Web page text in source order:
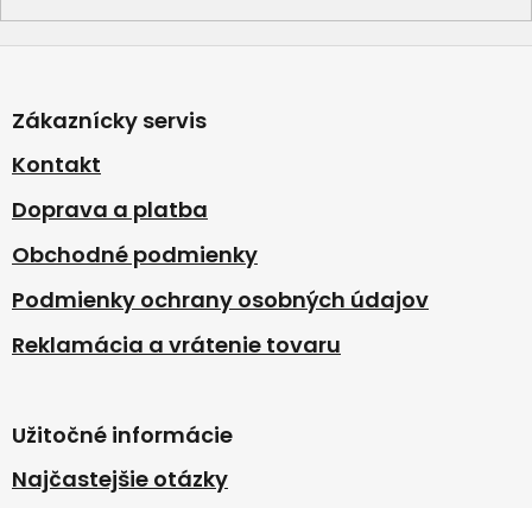
p
ä
e
Zákaznícky servis
Kontakt
Doprava a platba
Obchodné podmienky
Podmienky ochrany osobných údajov
Reklamácia a vrátenie tovaru
Užitočné informácie
Najčastejšie otázky